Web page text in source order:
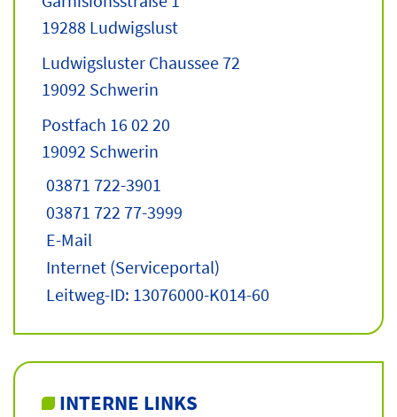
19288 Ludwigslust
Ludwigsluster Chaussee 72
19092 Schwerin
Postfach 16 02 20
19092 Schwerin
03871 722-3901
03871 722 77-3999
E-Mail
Internet (Serviceportal)
Leitweg-ID: 13076000-K014-60
INTERNE LINKS